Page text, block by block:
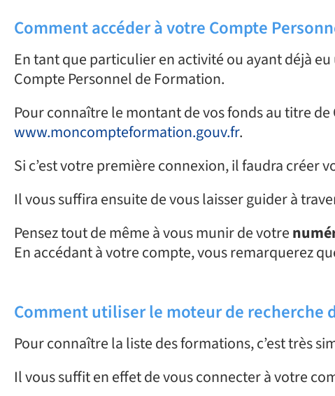
Comment accéder à votre Compte
En tant que particulier en activité ou ayant déjà
Compte Personnel de Formation.
Pour connaître le montant de vos fonds au titre
www.moncompteformation.gouv.fr.
Si c’est votre première connexion, il faudra créer
Il vous suffira ensuite de vous laisser guider à
Pensez tout de même à vous munir de votre
En accédant à votre compte, vous remarquerez
Comment utiliser le moteur de recherche
Pour connaître la liste des formations, c’est très
Il vous suffit en effet de vous connecter à votre